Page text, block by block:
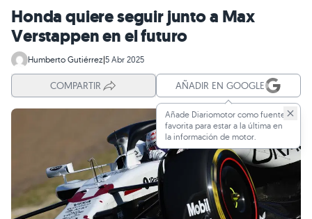
Honda quiere seguir junto a Max
Verstappen en el futuro
Humberto Gutiérrez|5 Abr 2025
COMPARTIR AÑADIR EN GOOGLE
Añade Diariomotor como fuente
favorita para estar a la última en
la información de motor.